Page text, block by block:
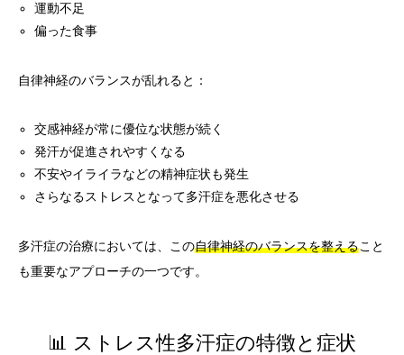
運動不足
偏った食事
自律神経のバランスが乱れると：
交感神経が常に優位な状態が続く
発汗が促進されやすくなる
不安やイライラなどの精神症状も発生
さらなるストレスとなって多汗症を悪化させる
多汗症の治療においては、この自律神経のバランスを整えること
も重要なアプローチの一つです。
📊 ストレス性多汗症の特徴と症状